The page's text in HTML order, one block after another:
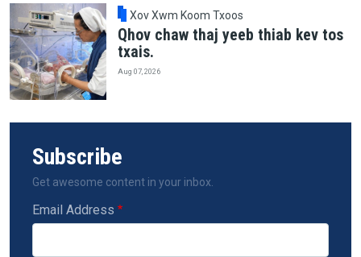
Xov Xwm Koom Txoos
Qhov chaw thaj yeeb thiab kev tos
txais.
Aug 07, 2026
Subscribe
Get awesome content in your inbox.
Email Address